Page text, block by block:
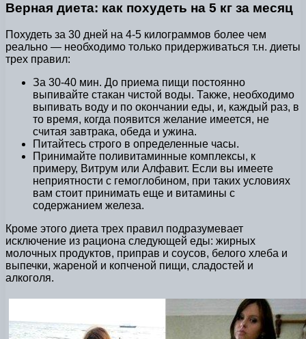
Верная диета: как похудеть на 5 кг за месяц
Похудеть за 30 дней на 4-5 килограммов более чем
реально — необходимо только придерживаться т.н. диеты
трех правил:
За 30-40 мин. До приема пищи постоянно
выпивайте стакан чистой воды. Также, необходимо
выпивать воду и по окончании еды, и, каждый раз, в
то время, когда появится желание имеется, не
считая завтрака, обеда и ужина.
Питайтесь строго в определенные часы.
Принимайте поливитаминные комплексы, к
примеру, Витрум или Алфавит. Если вы имеете
неприятности с гемоглобином, при таких условиях
вам стоит принимать еще и витамины с
содержанием железа.
Кроме этого диета трех правил подразумевает
исключение из рациона следующей еды: жирных
молочных продуктов, приправ и соусов, белого хлеба и
выпечки, жареной и копченой пищи, сладостей и
алкоголя.